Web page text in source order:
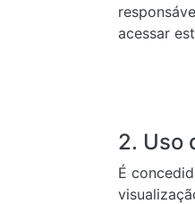
acessar
2. Uso
É